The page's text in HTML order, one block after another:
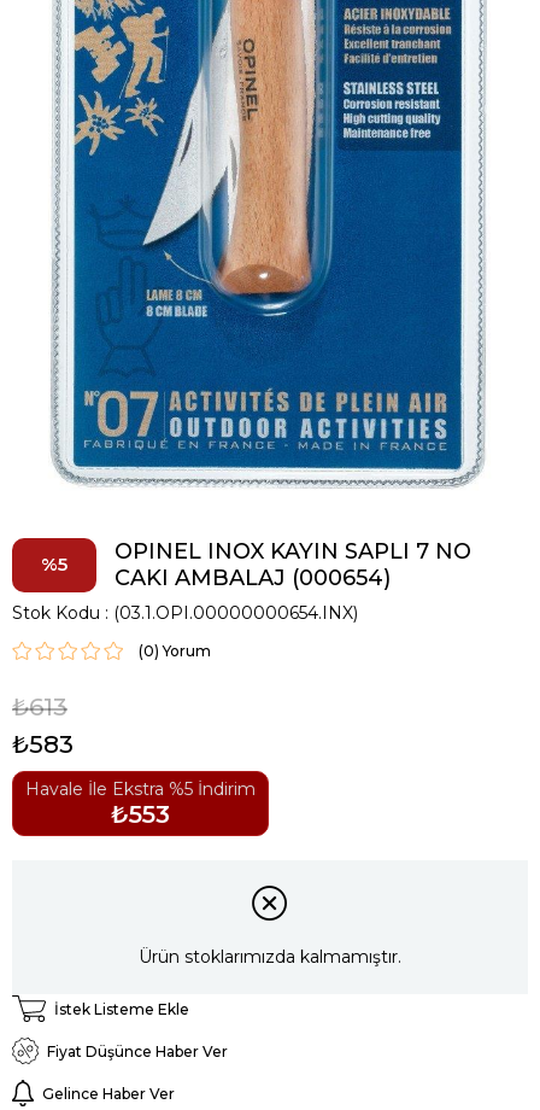
5
OPINEL INOX KAYIN SAPLI 7 NO
CAKI AMBALAJ (000654)
Stok Kodu (03.1.OPI.00000000654.INX)
(0)
₺613
₺583
Havale İle Ekstra %5 İndirim
₺553
Ürün stoklarımızda kalmamıştır.
İstek Listeme Ekle
Fiyat Düşünce Haber Ver
Gelince Haber Ver